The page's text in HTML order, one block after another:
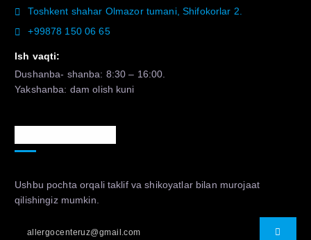
Toshkent shahar Olmazor tumani, Shifokorlar 2.
+99878 150 06 65
Ish vaqti:
Dushanba- shanba: 8:30 – 16:00.
Yakshanba: dam olish kuni
Ushbu pochta orqali taklif va shikoyatlar bilan murojaat
qilishingiz mumkin.